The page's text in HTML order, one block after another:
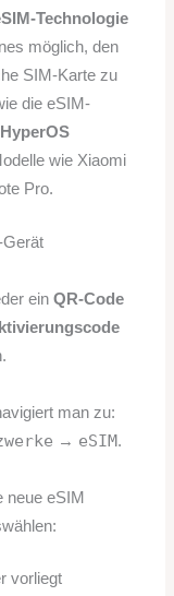
Technologie
möglich, den
SIM-Karte zu
die eSIM-
HyperOS
wie Xiaomi
Pro.
Gerät
ein QR-Code
man zu:
→ eSIM.
neue eSIM
vorliegt